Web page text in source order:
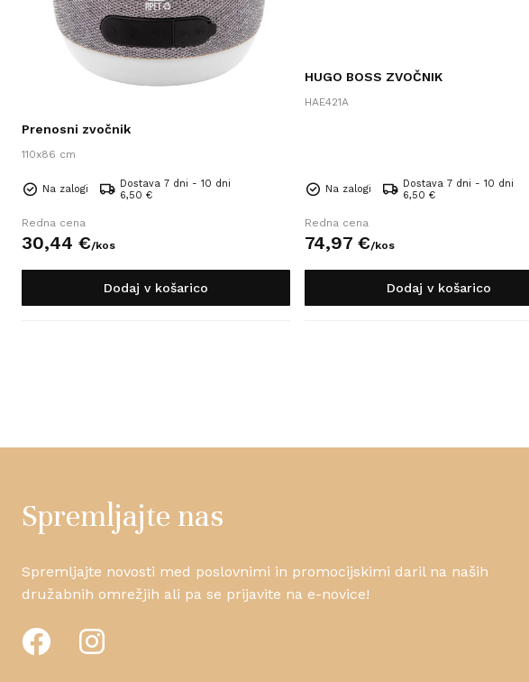
Prenosni zvočnik
110x86 cm
Na zalogi
Dostava 7 dni - 10 dni
6,50 €
Redna cena
30,44 €/kos
Dodaj v košarico
HUGO BOSS ZVOČNIK
HAE421A
Na zalogi
Dostava 7 dni - 10 dni
6,50 €
Redna cena
74,97 €/kos
Dodaj v košarico
Spremljajte nas
Spremljajte novosti med poslovnimi in promocijskimi daril na naših
družabnih omrežjih ali pa se prijavite na e-novice!